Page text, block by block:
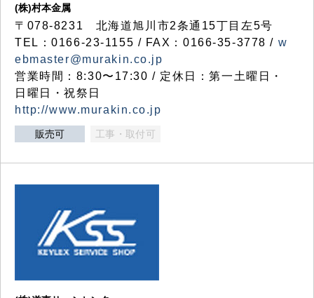
(株)村本金属
〒078-8231 北海道旭川市2条通15丁目左5号
TEL：0166-23-1155 / FAX：0166-35-3778 / w
ebmaster@murakin.co.jp
営業時間：8:30〜17:30 / 定休日：第一土曜日・
日曜日・祝祭日
http://www.murakin.co.jp
販売可 工事・取付可